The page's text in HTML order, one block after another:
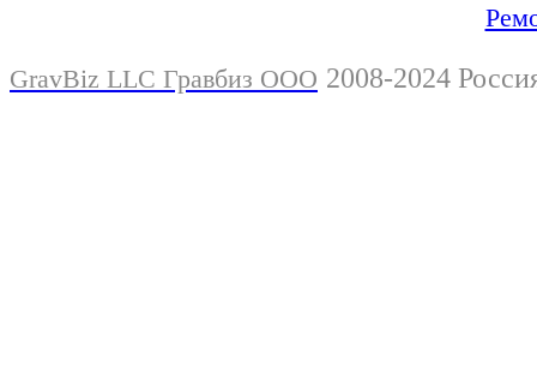
GravBiz LLC Гравбиз ООО 2008-2024